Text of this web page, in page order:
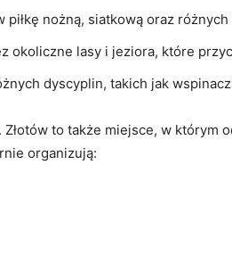
‍piłkę ‍nożną,⁢ siatkową⁤ oraz
okoliczne lasy i jeziora, ‌które
dyscyplin,​ takich jak
to⁢ także miejsce, w którym⁣
organizują: